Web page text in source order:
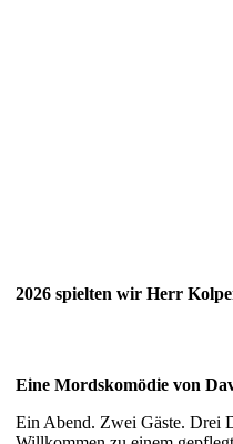
2026 spielten wir Herr
Eine Mordskomödie von
Ein Abend. Zwei Gäste. Drei